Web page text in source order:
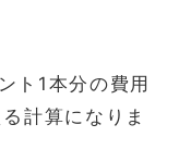
ト1本分の費用
計算になりま